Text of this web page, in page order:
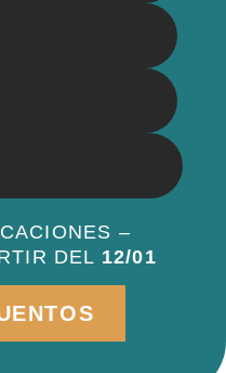
–
DEL 12/01